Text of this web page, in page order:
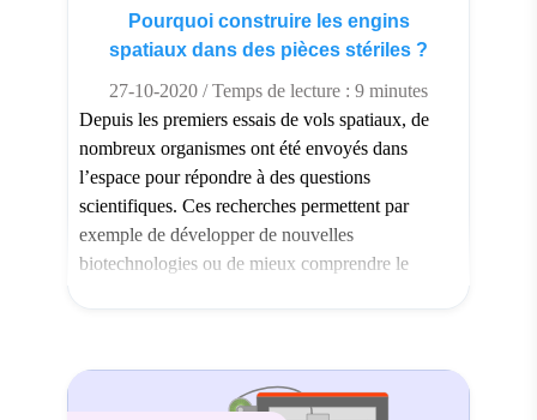
Pourquoi construire les engins
spatiaux dans des pièces stériles ?
27-10-2020 / Temps de lecture : 9 minutes
Depuis les premiers essais de vols spatiaux, de
nombreux organismes ont été envoyés dans
l’espace pour répondre à des questions
scientifiques. Ces recherches permettent par
exemple de développer de nouvelles
biotechnologies ou de mieux comprendre le